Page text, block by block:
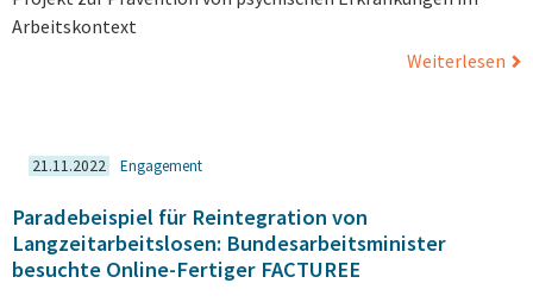
Arbeitskontext
Weiterlesen
21.11.2022 Engagement
Paradebeispiel für Reintegration von
Langzeitarbeitslosen: Bundesarbeitsminister
besuchte Online-Fertiger FACTUREE